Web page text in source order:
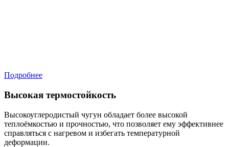
Подробнее
Высокая термостойкость
Высокоуглеродистый чугун обладает более высокой
теплоёмкостью и прочностью, что позволяет ему эффективнее
справляться с нагревом и избегать температурной
деформации.